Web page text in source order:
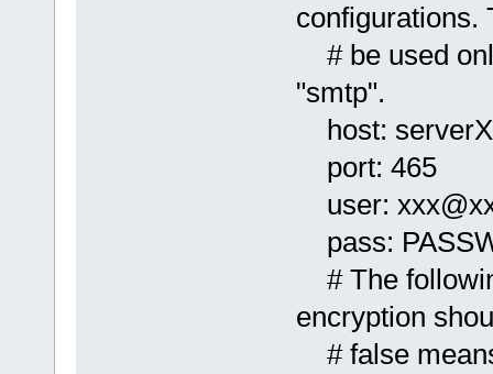
configurations.
# be used
"smtp".
host:
port: 465
user:
pass:
# The
encryption
# false